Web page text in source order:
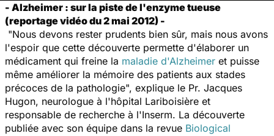
- Alzheimer : sur la piste de l'enzyme tueuse
(reportage vidéo du 2 mai 2012) -
"Nous devons rester prudents bien sûr, mais nous avons
l'espoir que cette découverte permette d'élaborer un
médicament qui freine la maladie d'Alzheimer et puisse
même améliorer la mémoire des patients aux stades
précoces de la pathologie", explique le Pr. Jacques
Hugon, neurologue à l'hôpital Lariboisière et
responsable de recherche à l'Inserm. La découverte
publiée avec son équipe dans la revue Biological